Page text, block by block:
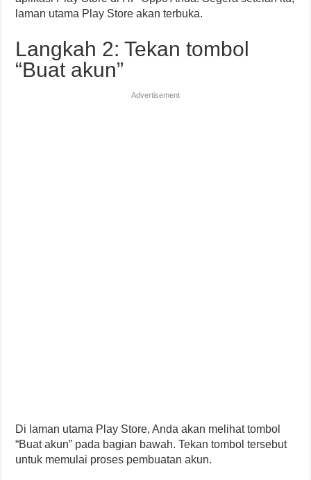
laman utama Play Store akan terbuka.
Langkah 2: Tekan tombol
“Buat akun”
Advertisement
Di laman utama Play Store, Anda akan melihat tombol
“Buat akun” pada bagian bawah. Tekan tombol tersebut
untuk memulai proses pembuatan akun.